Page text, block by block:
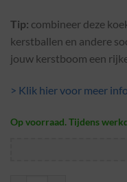
Tip: combineer deze
kerstballen en andere
jouw kerstboom een
> Klik hier voor meer
Op voorraad. Tijdens